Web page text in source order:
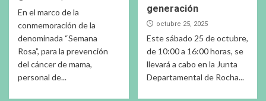
En el marco de la
conmemoración de la
denominada “Semana
Rosa”, para la prevención
del cáncer de mama,
personal de...
generación
octubre 25, 2025
Este sábado 25 de octubre,
de 10:00 a 16:00 horas, se
llevará a cabo en la Junta
Departamental de Rocha...